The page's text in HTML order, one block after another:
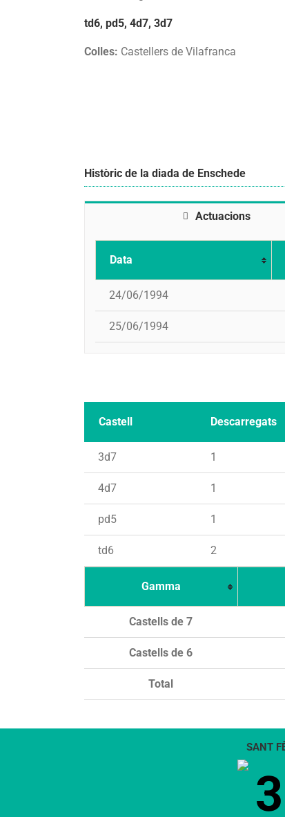
td6, pd5, 4d7, 3d7
Colles: Castellers de Vilafranca
Històric de la diada de Enschede
Actuacions
Data
24/06/1994
25/06/1994
Castell Descarregats
3d7 1
4d7 1
pd5 1
td6 2
Gamma
Total
Castells de 7
Castells de 6
SANT